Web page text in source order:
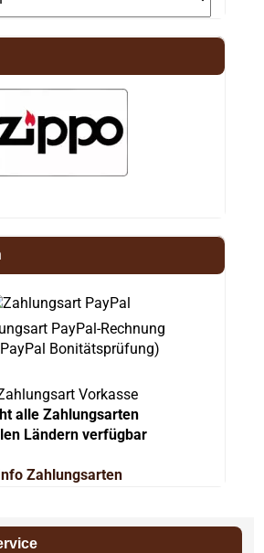
Bonitätsprüfung)
alle Zahlungsarten
Ländern verfügbar
Zahlungsarten